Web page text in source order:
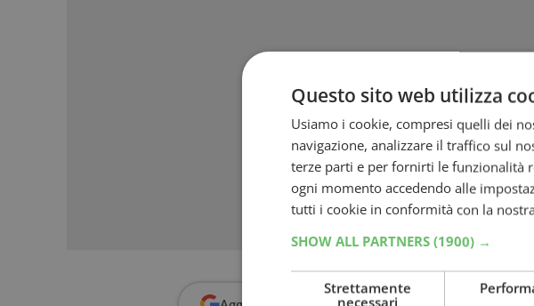
Questo sito web utilizza
Usiamo i cookie, compresi quelli dei
navigazione, analizzare il traffico sul
terze parti e per fornirti le funzionalità
ogni momento accedendo alle
tutti i cookie in conformità con la
SHOW ALL PARTNERS (1900) →
Strettamente
necessari